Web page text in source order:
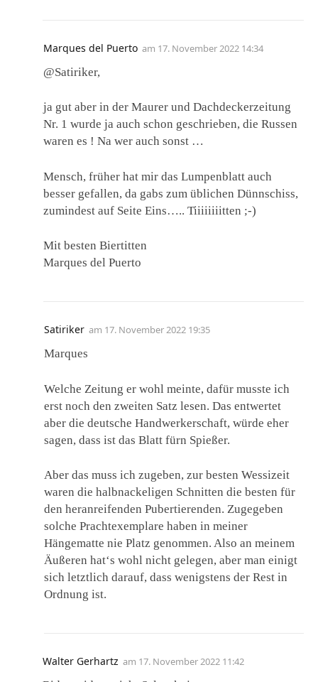
Marques del Puerto am 17. November 2022 14:34
@Satiriker,
ja gut aber in der Maurer und Dachdeckerzeitung
Nr. 1 wurde ja auch schon geschrieben, die Russen
waren es ! Na wer auch sonst …
Mensch, früher hat mir das Lumpenblatt auch
besser gefallen, da gabs zum üblichen Dünnschiss,
zumindest auf Seite Eins….. Tiiiiiiiitten ;-)
Mit besten Biertitten
Marques del Puerto
Satiriker am 17. November 2022 19:35
Marques
Welche Zeitung er wohl meinte, dafür musste ich
erst noch den zweiten Satz lesen. Das entwertet
aber die deutsche Handwerkerschaft, würde eher
sagen, dass ist das Blatt fürn Spießer.
Aber das muss ich zugeben, zur besten Wessizeit
waren die halbnackeligen Schnitten die besten für
den heranreifenden Pubertierenden. Zugegeben
solche Prachtexemplare haben in meiner
Hängematte nie Platz genommen. Also an meinem
Äußeren hat‘s wohl nicht gelegen, aber man einigt
sich letztlich darauf, dass wenigstens der Rest in
Ordnung ist.
Walter Gerhartz am 17. November 2022 11:42